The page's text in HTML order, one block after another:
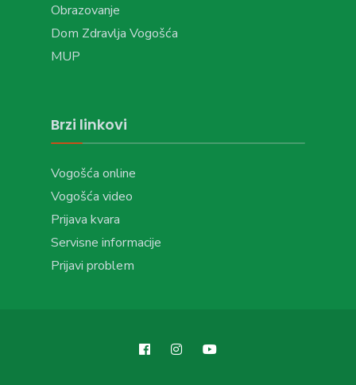
Obrazovanje
Dom Zdravlja Vogošća
MUP
Brzi linkovi
Vogošća online
Vogošća video
Prijava kvara
Servisne informacije
Prijavi problem